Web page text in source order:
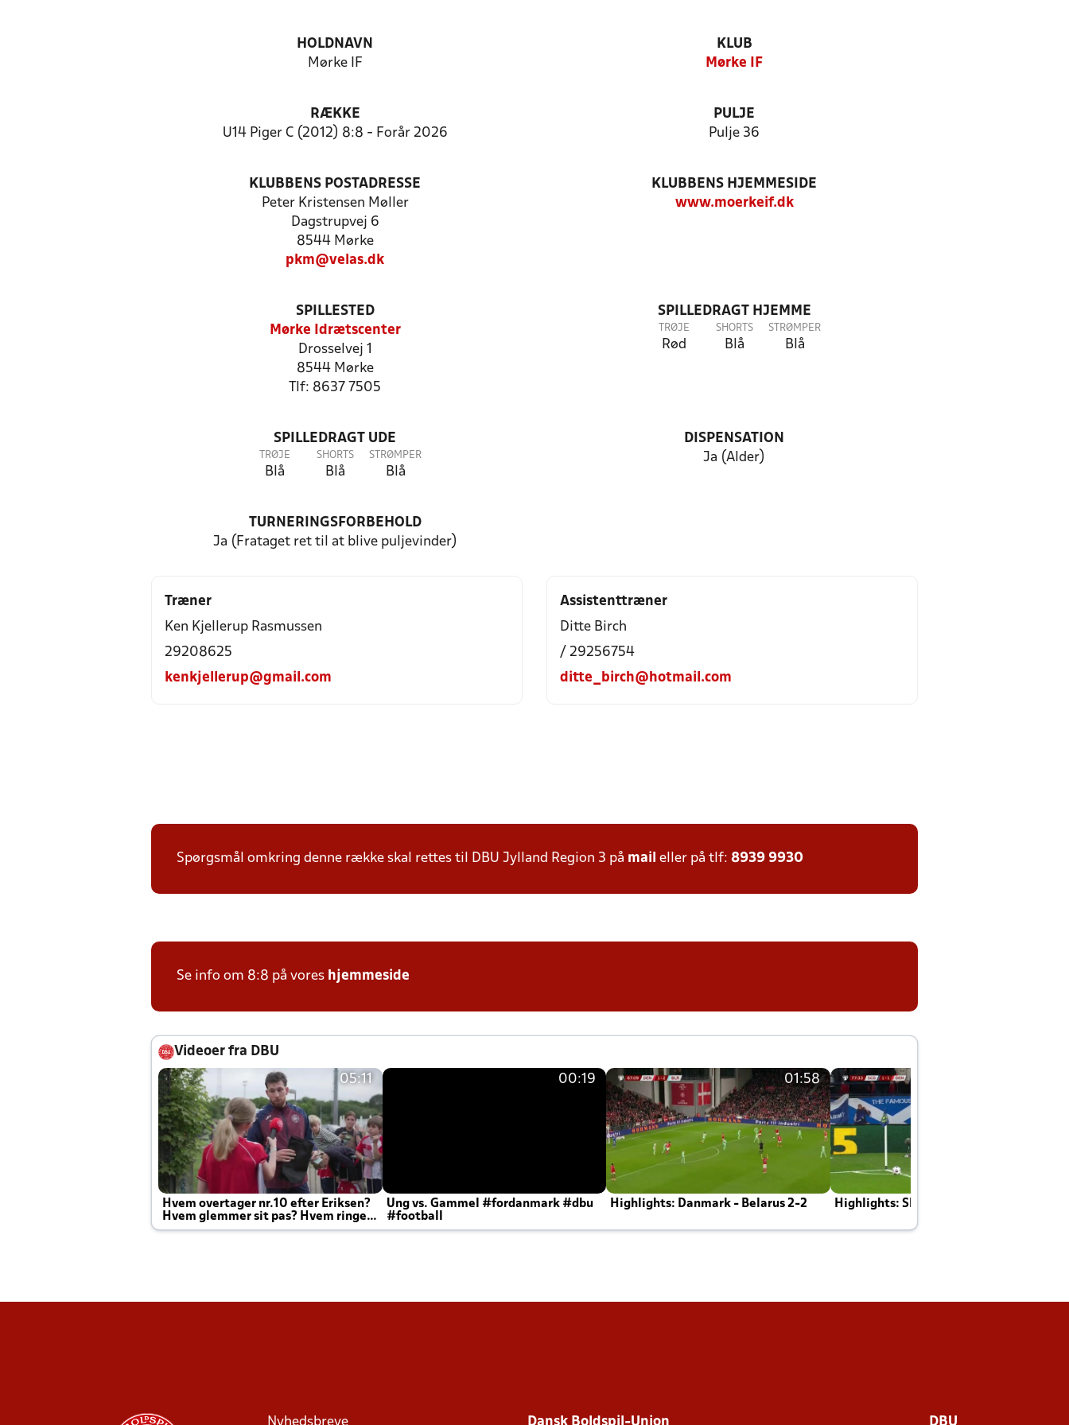
HOLDNAVN
Mørke IF
KLUB
Mørke IF
RÆKKE
U14 Piger C (2012) 8:8 - Forår 2026
PULJE
Pulje 36
KLUBBENS POSTADRESSE
Peter Kristensen Møller
Dagstrupvej 6
8544 Mørke
pkm@velas.dk
KLUBBENS HJEMMESIDE
www.moerkeif.dk
SPILLESTED
Mørke Idrætscenter
Drosselvej 1
8544 Mørke
Tlf: 8637 7505
SPILLEDRAGT HJEMME
TRØJE
Rød
SHORTS
Blå
STRØMPER
Blå
SPILLEDRAGT UDE
TRØJE
Blå
SHORTS
Blå
STRØMPER
Blå
DISPENSATION
Ja (Alder)
TURNERINGSFORBEHOLD
Ja (Frataget ret til at blive puljevinder)
Træner
Ken Kjellerup Rasmussen
29208625
kenkjellerup@gmail.com
Assistenttræner
Ditte Birch
/ 29256754
ditte_birch@hotmail.com
Spørgsmål omkring denne række skal rettes til DBU Jylland Region 3 på mail eller på tlf: 8939 9930
Se info om 8:8 på vores hjemmeside
Videoer fra DBU
05:11
Hvem overtager nr.10 efter Eriksen?
Hvem glemmer sit pas? Hvem ringer
Joachim altid til efter kampe?
00:19
Ung vs. Gammel #fordanmark #dbu
#football
01:58
Highlights: Danmark - Belarus 2-2 Highlights: Skotland - Danmark 4-2